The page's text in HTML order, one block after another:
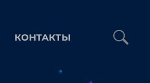
КОНТАКТЫ